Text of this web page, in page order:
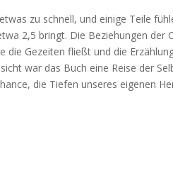
zu schnell, und einige Teile
2,5 bringt. Die Beziehungen der
die Gezeiten fließt und die
war das Buch eine Reise der
die Tiefen unseres eigenen